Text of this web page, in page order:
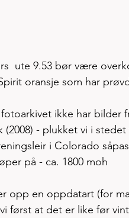
ute 9.53 bør være
oransje som har
ikke har bilder
(2008) - plukket vi i
i Colorado
på - ca. 1800 moh
opp en oppdatart (for
først at det er like før